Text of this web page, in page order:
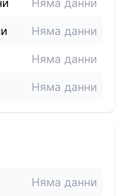
Няма данни
Няма данни
Няма данни
Няма данни
Няма данни